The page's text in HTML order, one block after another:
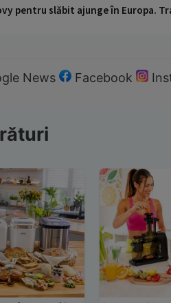
pentru slăbit ajunge în Europa.
News Facebook